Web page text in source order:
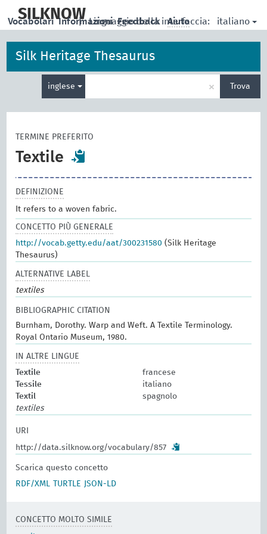
main
SILKNOW
| Linguaggio della interfaccia: italiano
Vocabolari Informazioni Feedback Aiuto
Silk Heritage Thesaurus
inglese
per
ricerca
× Trova
TERMINE PREFERITO
Textile
DEFINIZIONE
It refers to a woven fabric.
CONCETTO PIÙ GENERALE
http://vocab.getty.edu/aat/300231580 (Silk Heritage
Thesaurus)
ALTERNATIVE LABEL
textiles
BIBLIOGRAPHIC CITATION
Burnham, Dorothy. Warp and Weft. A Textile Terminology.
Royal Ontario Museum, 1980.
IN ALTRE LINGUE
Textile
francese
Tessile
italiano
Textil
spagnolo
textiles
URI
http://data.silknow.org/vocabulary/857
Scarica questo concetto
RDF/XML
TURTLE JSON-LD
CONCETTO MOLTO SIMILE